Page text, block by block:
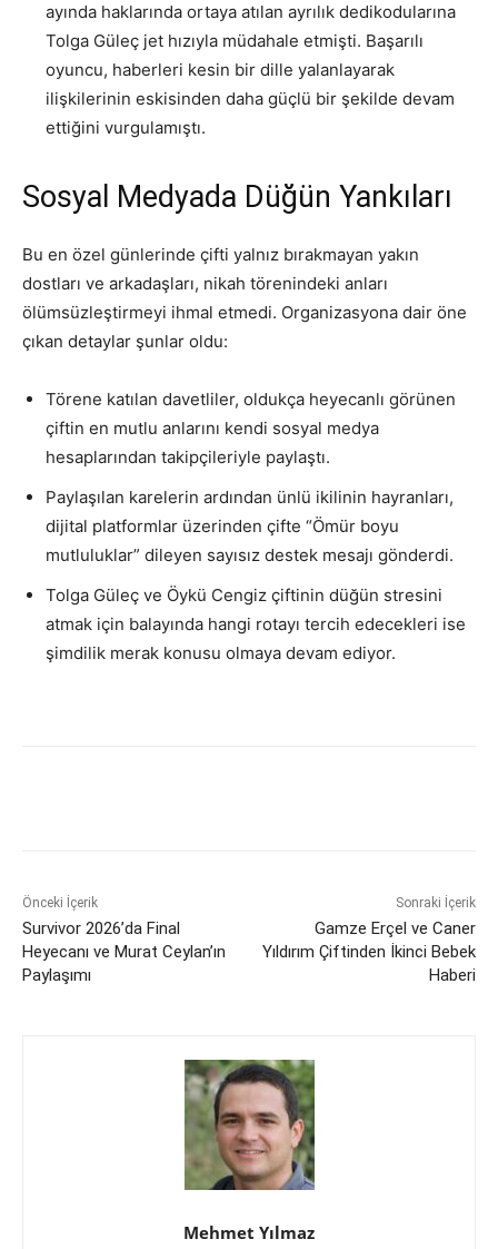
ayında haklarında ortaya atılan ayrılık dedikodularına
Tolga Güleç jet hızıyla müdahale etmişti. Başarılı
oyuncu, haberleri kesin bir dille yalanlayarak
ilişkilerinin eskisinden daha güçlü bir şekilde devam
ettiğini vurgulamıştı.
Sosyal Medyada Düğün Yankıları
Bu en özel günlerinde çifti yalnız bırakmayan yakın
dostları ve arkadaşları, nikah törenindeki anları
ölümsüzleştirmeyi ihmal etmedi. Organizasyona dair öne
çıkan detaylar şunlar oldu:
Törene katılan davetliler, oldukça heyecanlı görünen
çiftin en mutlu anlarını kendi sosyal medya
hesaplarından takipçileriyle paylaştı.
Paylaşılan karelerin ardından ünlü ikilinin hayranları,
dijital platformlar üzerinden çifte “Ömür boyu
mutluluklar” dileyen sayısız destek mesajı gönderdi.
Tolga Güleç ve Öykü Cengiz çiftinin düğün stresini
atmak için balayında hangi rotayı tercih edecekleri ise
şimdilik merak konusu olmaya devam ediyor.
Önceki İçerik
Survivor 2026’da Final
Heyecanı ve Murat Ceylan’ın
Paylaşımı
Sonraki İçerik
Gamze Erçel ve Caner
Yıldırım Çiftinden İkinci Bebek
Haberi
Mehmet Yılmaz